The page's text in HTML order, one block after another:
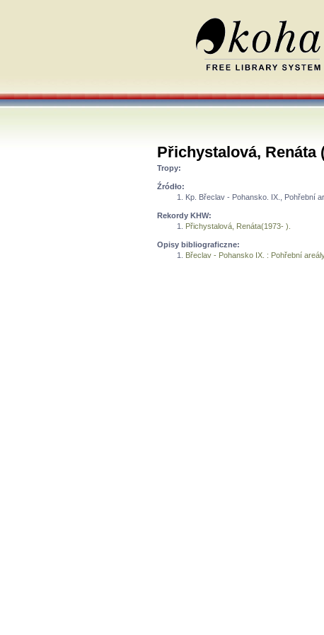
Přichystalová, Renáta
Tropy:
Źródło:
Kp. Břeclav - Pohansko. IX., Pohřební
Rekordy KHW:
Přichystalová, Renáta(1973- ).
Opisy bibliograficzne:
Břeclav - Pohansko IX. : Pohřební